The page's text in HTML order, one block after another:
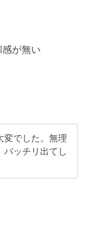
が無い
変でした。無理
バッチリ出てし